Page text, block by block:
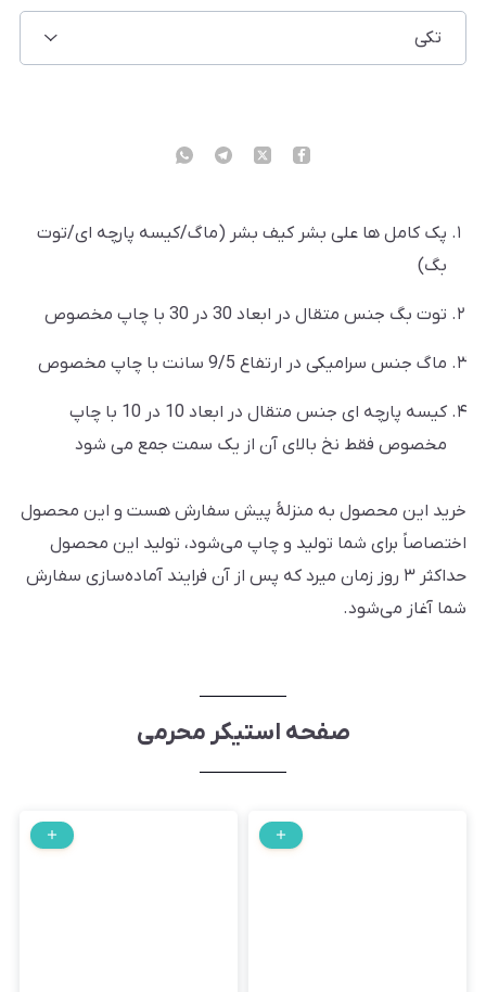
تکی
پک کامل ها علی بشر کیف بشر (ماگ/کیسه پارچه ای/توت
بگ)
توت بگ جنس متقال در ابعاد 30 در 30 با چاپ مخصوص
ماگ جنس سرامیکی در ارتفاع 9/5 سانت با چاپ مخصوص
کیسه پارچه ای جنس متقال در ابعاد 10 در 10 با چاپ
مخصوص فقط نخ بالای آن از یک سمت جمع می شود
خرید این محصول به منزلۀ پیش سفارش هست و این محصول
اختصاصاً برای شما تولید و چاپ می‌شود، تولید این محصول
حداکثر ٣ روز زمان ‌میرد که پس از آن فرایند آماده‌سازی سفارش
شما آغاز می‌شود.
صفحه استیکر محرمی